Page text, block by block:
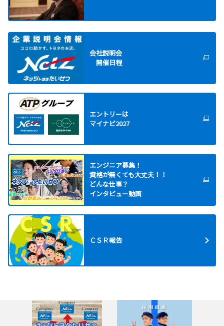
2026-04-03
ランドクルーザー“250”シリーズのガソリ
ン車を一部改良
ランドクルーザー“250”シリーズのガソリン車
を一部改良し、4月3日に発売しました。
詳しくはこちら
2026-03-13
GRヤリスの一部改良モデルを発表
GRヤリスの一部改良モデルを発表し、3月13日
より注文を受け付け、4月6日より発売します。
詳しくはこちら
2026-02-25
バッテリーEV 新型車「bZ4X Touring」を
発売
「bZ4X」に続く新たなバッテリーEV「bZ4X T
ouring」を2月25日に発売しました。
詳しくはこちら
2026-02-20
ヤリス・ヤリス クロスを一部改良
会社説明会
開催日程
エントリーは
マイナビ2027
エンジニア募集！
資格が無くても大丈夫！！
どんな仕事？
インタビュー動画
ＣＳＲ報告